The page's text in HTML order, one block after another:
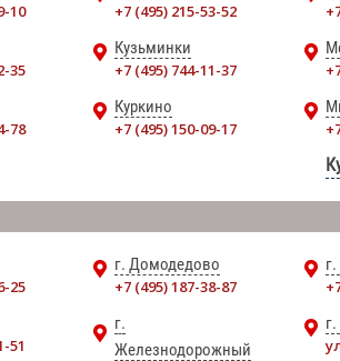
10
+7 (495) 215-53-52
35
Кузьминки
+7 (495) 744-11-37
78
Куркино
+7 (495) 150-09-17
25
г. Домодедово
+7 (495) 187-38-87
51
г.
Железнодорожный